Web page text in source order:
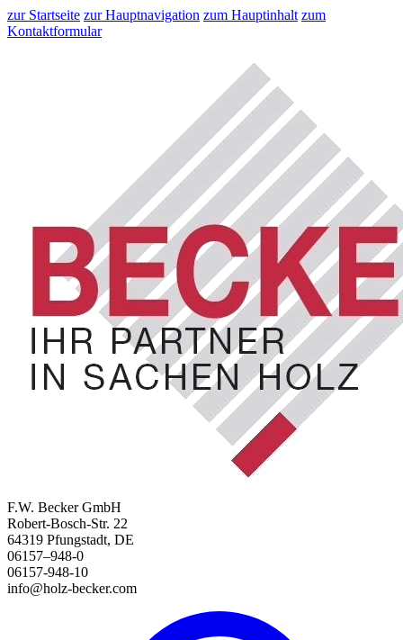
zur Startseite zur Hauptnavigation zum Hauptinhalt zum
Kontaktformular
F.W. Becker GmbH
Robert-Bosch-Str. 22
64319 Pfungstadt, DE
06157–948-0
06157-948-10
info@holz-becker.com